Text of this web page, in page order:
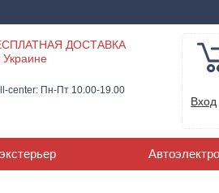
ДОСТАВКА
Украине
center: Пн-Пт 10.00-19.00
Вход